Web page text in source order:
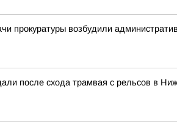
прокуратуры возбудили
после схода трамвая с рельсов в